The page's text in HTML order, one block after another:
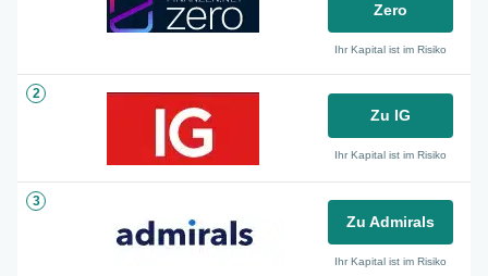
Zero
Ihr Kapital ist im Risiko
2
Zu IG
Ihr Kapital ist im Risiko
3
Zu Admirals
Ihr Kapital ist im Risiko